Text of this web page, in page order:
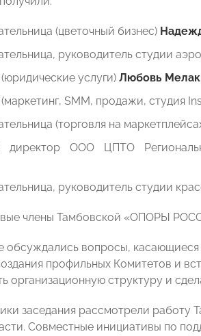
(цветочный бизнес)
руководитель студии
услуги) Любовь
SMM, продажи, студия
(торговля на
директор ООО ЦПТО
руководитель студии
члены Тамбовской «ОПОРЫ
обсуждались вопросы,
профильных Комитетов и
организационную структуру и
заседания рассмотрели
Совместные инициативы по